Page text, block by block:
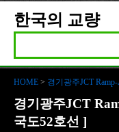
한국의 교량
HOME > 경기광주JCT
경기광주JCT
국도52호선 ]